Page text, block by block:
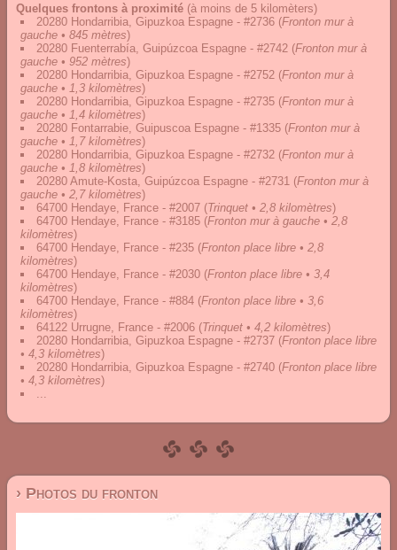
Quelques frontons à proximité (à moins de 5 kilomèters)
20280 Hondarribia, Gipuzkoa Espagne - #2736 (Fronton mur à
gauche • 845 mètres)
20280 Fuenterrabía, Guipúzcoa Espagne - #2742 (Fronton mur à
gauche • 952 mètres)
20280 Hondarribia, Gipuzkoa Espagne - #2752 (Fronton mur à
gauche • 1,3 kilomètres)
20280 Hondarribia, Gipuzkoa Espagne - #2735 (Fronton mur à
gauche • 1,4 kilomètres)
20280 Fontarrabie, Guipuscoa Espagne - #1335 (Fronton mur à
gauche • 1,7 kilomètres)
20280 Hondarribia, Gipuzkoa Espagne - #2732 (Fronton mur à
gauche • 1,8 kilomètres)
20280 Amute-Kosta, Guipúzcoa Espagne - #2731 (Fronton mur à
gauche • 2,7 kilomètres)
64700 Hendaye, France - #2007 (Trinquet • 2,8 kilomètres)
64700 Hendaye, France - #3185 (Fronton mur à gauche • 2,8
kilomètres)
64700 Hendaye, France - #235 (Fronton place libre • 2,8
kilomètres)
64700 Hendaye, France - #2030 (Fronton place libre • 3,4
kilomètres)
64700 Hendaye, France - #884 (Fronton place libre • 3,6
kilomètres)
64122 Urrugne, France - #2006 (Trinquet • 4,2 kilomètres)
20280 Hondarribia, Gipuzkoa Espagne - #2737 (Fronton place libre
• 4,3 kilomètres)
20280 Hondarribia, Gipuzkoa Espagne - #2740 (Fronton place libre
• 4,3 kilomètres)
...
› Photos du fronton